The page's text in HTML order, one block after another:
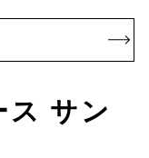
ス サン